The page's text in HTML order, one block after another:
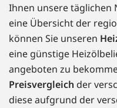
Ihnen unsere täglichen
eine Übersicht der
können Sie unseren
eine günstige
angeboten zu
Preisvergleich der
diese aufgrund der